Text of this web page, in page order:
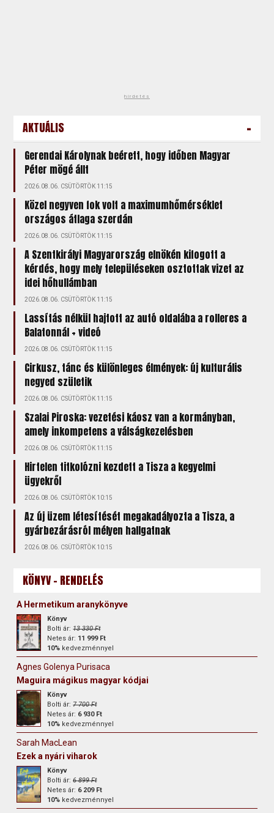
hirdetés
AKTUÁLIS -
Gerendai Károlynak beérett, hogy időben Magyar
Péter mögé állt
2026.08.06. CSÜTÖRTÖK 11:15
Közel negyven fok volt a maximumhőmérséklet
országos átlaga szerdán
2026.08.06. CSÜTÖRTÖK 11:15
A Szentkirályi Magyarország elnökén kifogott a
kérdés, hogy mely településeken osztottak vizet az
idei hőhullámban
2026.08.06. CSÜTÖRTÖK 11:15
Lassítás nélkül hajtott az autó oldalába a rolleres a
Balatonnál + videó
2026.08.06. CSÜTÖRTÖK 11:15
Cirkusz, tánc és különleges élmények: új kulturális
negyed születik
2026.08.06. CSÜTÖRTÖK 11:15
Szalai Piroska: vezetési káosz van a kormányban,
amely inkompetens a válságkezelésben
2026.08.06. CSÜTÖRTÖK 11:15
Hirtelen titkolózni kezdett a Tisza a kegyelmi
ügyekről
2026.08.06. CSÜTÖRTÖK 10:15
Az új üzem létesítését megakadályozta a Tisza, a
gyárbezárásról mélyen hallgatnak
2026.08.06. CSÜTÖRTÖK 10:15
KÖNYV - RENDELÉS
A Hermetikum aranykönyve
Könyv
Bolti ár:13 330 Ft
Netes ár: 11 999 Ft
10% kedvezménnyel
Agnes Golenya Purisaca
Maguira mágikus magyar kódjai
Könyv
Bolti ár:7 700 Ft
Netes ár: 6 930 Ft
10% kedvezménnyel
Sarah MacLean
Ezek a nyári viharok
Könyv
Bolti ár:6 899 Ft
Netes ár: 6 209 Ft
10% kedvezménnyel